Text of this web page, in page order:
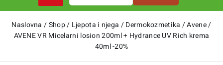
Naslovna /Shop/ Ljepota i njega /Dermokozmetika /Avene/
AVENE VR Micelarni losion 200ml + Hydrance UV Rich krema
40ml -20%